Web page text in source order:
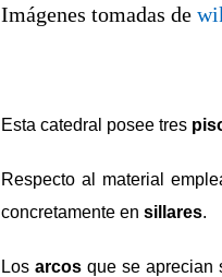
Imágenes tomadas de
Esta catedral posee tres
Respecto al material
concretamente en sillares.
Los arcosque se aprecian